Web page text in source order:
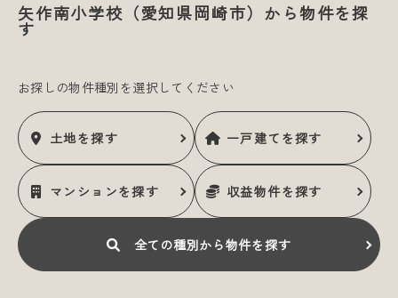
矢作南小学校（愛知県岡崎市）から物件を探
す
お探しの物件種別を選択してください
土地を探す 一戸建て を探す
マンションを探す 収益物件を探す
全ての種別から物件を探す